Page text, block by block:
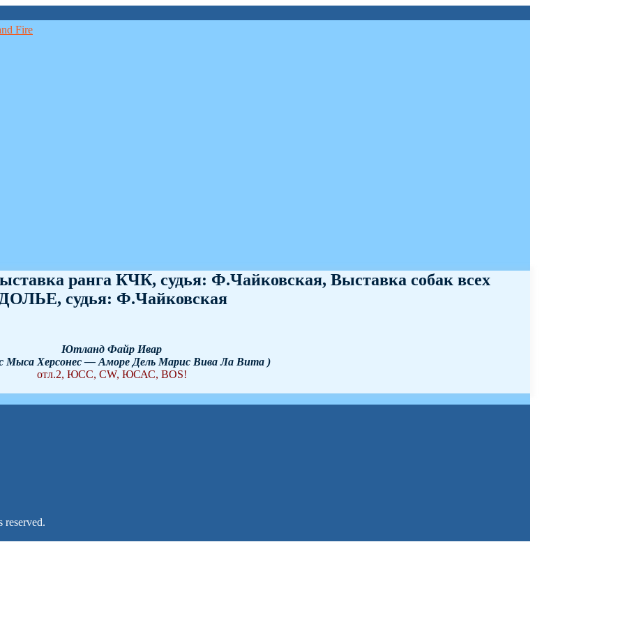
ранга КЧК, судья: Ф.Чайковская, Выставка собак всех
судья: Ф.Чайковская
Ютланд Файр Ивар
Мыса Херсонес — Аморе Дель Марис Вива Ла Вита )
отл.2, ЮСС, CW, ЮСАС, BOS!